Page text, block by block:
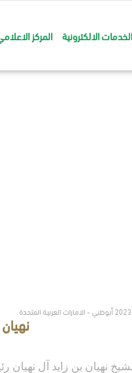
الخدمات الالكترونية المركز
نهيان بن زايد آل نهيان